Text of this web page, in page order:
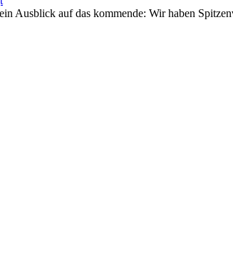
Ausblick auf das kommende: Wir haben